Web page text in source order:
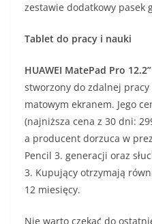
zestawie dodatkowy pasek
Tablet do pracy i nauki
HUAWEI MatePad Pro
stworzony do zdalnej
matowym ekranem. Jego
(najniższa cena z 30 dni:
a producent dorzuca w
Pencil 3. generacji oraz
3. Kupujący otrzymają
12 miesięcy.
Nie warto czekać do